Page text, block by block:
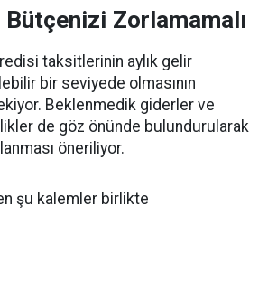
Bütçenizi Zorlamamalı
taksitlerinin aylık gelir
bir seviyede olmasının
Beklenmedik giderler ve
de göz önünde bulundurularak
öneriliyor.
şu kalemler birlikte